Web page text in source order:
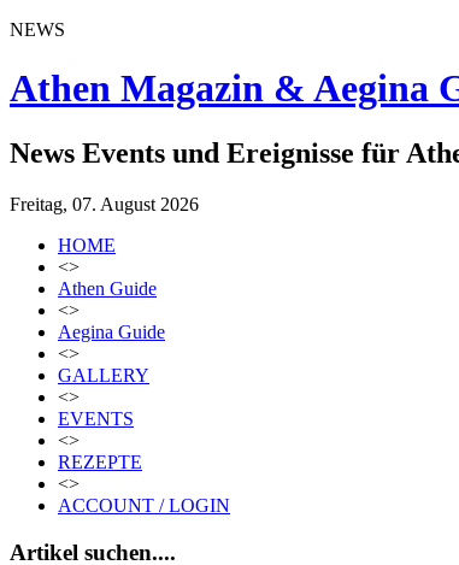
NEWS
Athen Magazin & Aegina
News Events und Ereignisse für
Freitag, 07. August 2026
HOME
<>
Athen Guide
<>
Aegina Guide
<>
GALLERY
<>
EVENTS
<>
REZEPTE
<>
ACCOUNT / LOGIN
Artikel suchen....